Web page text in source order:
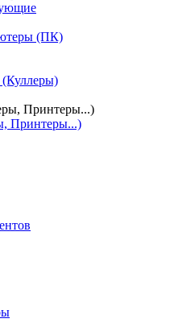
(ПК)
Принтеры...)